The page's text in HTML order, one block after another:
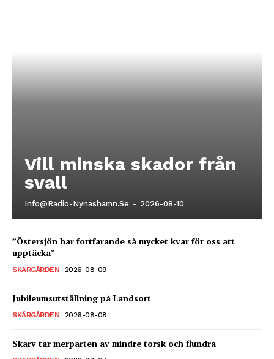
Vill minska skador från
svall
Info@radio-Nynashamn.se - 2026-08-10
”Östersjön har fortfarande så mycket kvar för oss att
upptäcka”
SKÄRGÅRDEN 2026-08-09
Jubileumsutställning på Landsort
SKÄRGÅRDEN 2026-08-08
Skarv tar merparten av mindre torsk och flundra